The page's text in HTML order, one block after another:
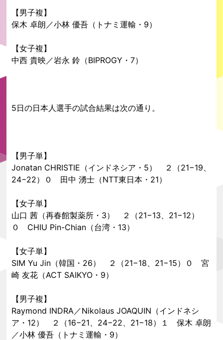
【男子複】
保木 卓朗／小林 優吾（トナミ運輸・9）
【女子複】
中西 貴映／岩永 鈴（BIPROGY・7）
5日の日本人選手の試合結果は次の通り。
【男子単】
Jonatan CHRISTIE（インドネシア・5） ２（21−19、
24−22）０ 田中 湧士（NTT東日本・21）
【女子単】
山口 茜（再春館製薬所・3） ２（21−13、21−12）
０ CHIU Pin-Chian（台湾・13）
【女子単】
SIM Yu Jin（韓国・26） ２（21−18、21−15）０ 宮
崎 友花（ACT SAIKYO・9）
【男子複】
Raymond INDRA／Nikolaus JOAQUIN（インドネシ
ア・12） ２（16−21、24−22、21−18）１ 保木 卓朗
／小林 優吾（トナミ運輸・9）